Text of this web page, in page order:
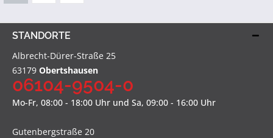
STANDORTE
Albrecht-Dürer-Straße 25
63179 Obertshausen
06104-9504-0
Mo-Fr, 08:00 - 18:00 Uhr und Sa, 09:00 - 16:00 Uhr
Gutenbergstraße 20